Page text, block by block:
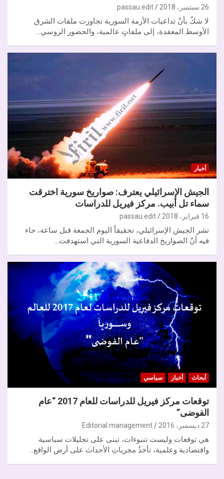
26 سبتمبر، 2018 passau.edit
لا شكّ بأنّ تداعيات الأزمة السورية تجاوزت ملفات الشرق
الأوسط المعقدة، إلى ملفاتٍ عالمية، والحضور الروسي…
أخبار
الجيش الإسرائيلي يعترف: صواريخ سورية اخترقت
سماء تل أبيب. مركز فيريل للدراسات
16 فبراير، 2018 passau.edit
نشر الجيش الإسرائيلي، تحقيقاً اليوم الجمعة قبل ساعة، جاء
فيه أنّ الصواريخ الدفاعية السورية التي استهدفت…
أبحاث أخبار سياسي
توقعات مركز فيريل للدراسات للعام 2017 “عام
الفوضى”
27 ديسمبر، 2016 Editorial management
هي توقعات وليست تنبوءات، تبنى على تحليلات سياسية
واقتصادية وعلمية، تأخذُ مجرياتِ الأحداث على أرض الواقع…